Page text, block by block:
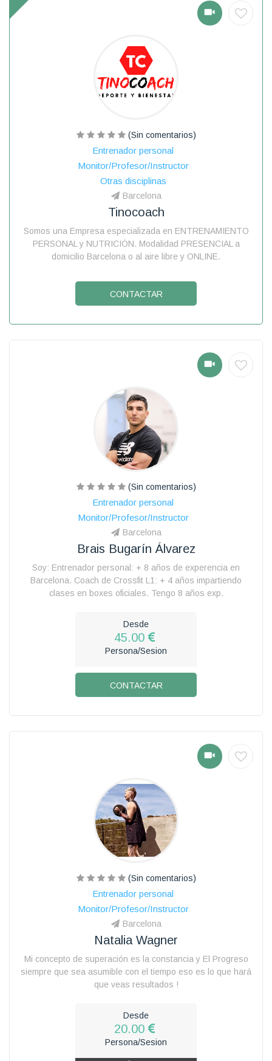
(Sin comentarios)
Entrenador personal
Monitor/Profesor/Instructor
Otras disciplinas
Barcelona
Tinocoach
Somos una Empresa especializada en ENTRENAMIENTO
PERSONAL y NUTRICIÓN. Modalidad PRESENCIAL a
domicilio Barcelona o al aire libre y ONLINE.
CONTACTAR
(Sin comentarios)
Entrenador personal
Monitor/Profesor/Instructor
Barcelona
Brais Bugarín Álvarez
Soy: Entrenador personal: + 8 años de experencia en
Barcelona. Coach de Crossfit L1: + 4 años impartiendo
clases en boxes oficiales. Tengo 8 años exp.
Desde
45.00
Persona/Sesion
CONTACTAR
(Sin comentarios)
Entrenador personal
Monitor/Profesor/Instructor
Barcelona
Natalia Wagner
Mi concepto de superación es la constancia y El Progreso
siempre que sea asumible con el tiempo eso es lo que hará
que veas resultados !
Desde
20.00
Persona/Sesion